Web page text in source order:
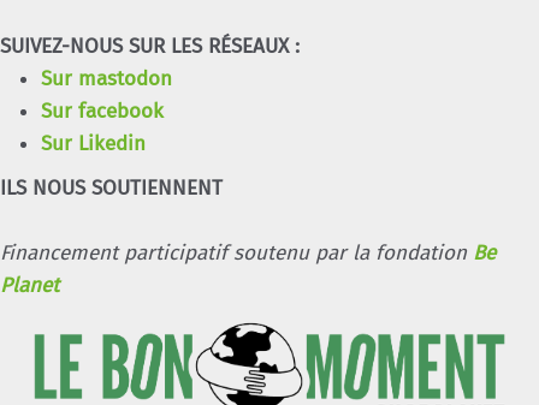
SUIVEZ-NOUS SUR LES RÉSEAUX :
Sur mastodon
Sur facebook
Sur Likedin
ILS NOUS SOUTIENNENT
Financement participatif soutenu par la fondation Be
Planet